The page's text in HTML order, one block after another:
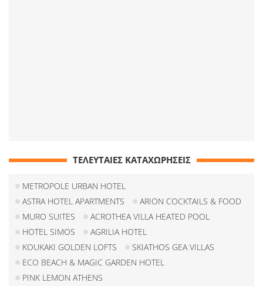
ΤΕΛΕΥΤΑΙΕΣ ΚΑΤΑΧΩΡΗΣΕΙΣ
METROPOLE URBAN HOTEL
ASTRA HOTEL APARTMENTS
ARION COCKTAILS & FOOD
MURO SUITES
ACROTHEA VILLA HEATED POOL
HOTEL SIMOS
AGRILIA HOTEL
KOUKAKI GOLDEN LOFTS
SKIATHOS GEA VILLAS
ECO BEACH & MAGIC GARDEN HOTEL
PINK LEMON ATHENS